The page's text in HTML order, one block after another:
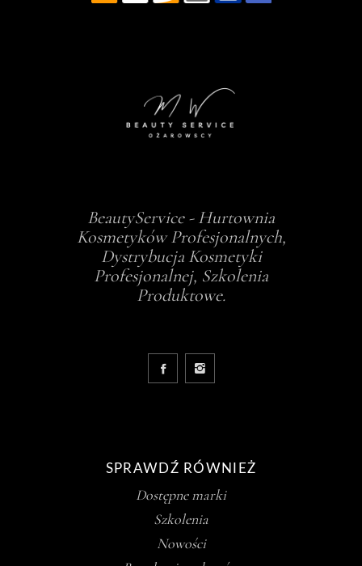
BeautyService - Hurtownia
Kosmetyków Profesjonalnych,
Dystrybucja Kosmetyki
Profesjonalnej, Szkolenia
Produktowe.
SPRAWDŹ RÓWNIEŻ
Dostępne marki
Szkolenia
Nowości